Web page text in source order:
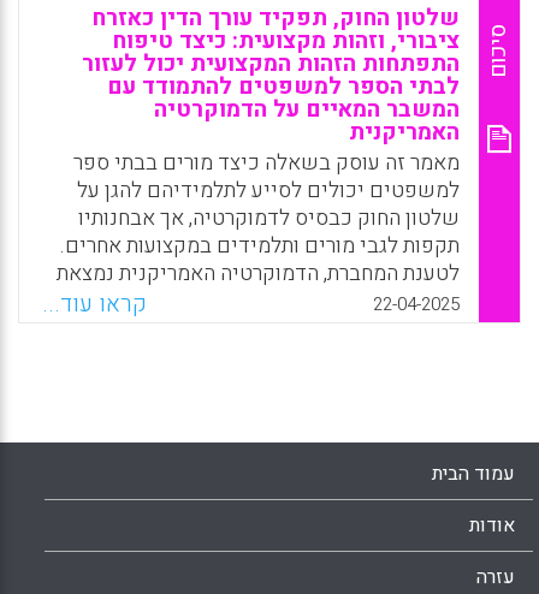
סיכום
שלטון החוק, תפקיד עורך הדין כאזרח
ציבורי, וזהות מקצועית: כיצד טיפוח
התפתחות הזהות המקצועית יכול לעזור
לבתי הספר למשפטים להתמודד עם
המשבר המאיים על הדמוקרטיה
האמריקנית
מאמר זה עוסק בשאלה כיצד מורים בבתי ספר
למשפטים יכולים לסייע לתלמידיהם להגן על
שלטון החוק כבסיס לדמוקרטיה, אך אבחנותיו
תקפות לגבי מורים ותלמידים במקצועות אחרים.
לטענת המחברת, הדמוקרטיה האמריקנית נמצאת
במשבר. היא סבורה כי ההתקפה על גבעת
הקפיטול ב-6 בינואר 2021 חייבת לשמש
עושים מדי יום כעורכי דין מתחיל ומסתיים
בחובתנו לשמר את שלטון החוק ואת מערכת
הצדק. עליהם להכיר בכך שעורכי הדין הם אלו
אלו שניסו, בתפקידם כסנגורים נלהבים, להפוך
22-04-2025 קראו עוד...
עמוד הבית
אודות
עזרה